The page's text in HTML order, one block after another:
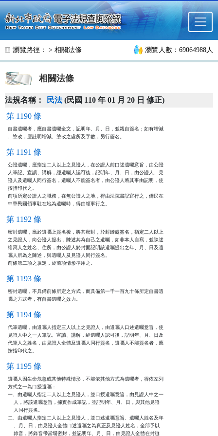
跳至主要內容
瀏覽路徑： > 相關法條 瀏覽人數：69064988人
相關法條
法規名稱： 民法(民國 110 年 01 月 20 日 修正)
第 1190 條
自書遺囑者，應自書遺囑全文，記明年、月、日，並親自簽名；如有增減
、塗改，應註明增減、塗改之處所及字數，另行簽名。
第 1191 條
公證遺囑，應指定二人以上之見證人，在公證人前口述遺囑意旨，由公證
人筆記、宣讀、講解，經遺囑人認可後，記明年、月、日，由公證人、見
證人及遺囑人同行簽名，遺囑人不能簽名者，由公證人將其事由記明，使
按指印代之。
前項所定公證人之職務，在無公證人之地，得由法院書記官行之，僑民在
中華民國領事駐在地為遺囑時，得由領事行之。
第 1192 條
密封遺囑，應於遺囑上簽名後，將其密封，於封縫處簽名，指定二人以上
之見證人，向公證人提出，陳述其為自己之遺囑，如非本人自寫，並陳述
繕寫人之姓名、住所，由公證人於封面記明該遺囑提出之年、月、日及遺
囑人所為之陳述，與遺囑人及見證人同行簽名。
前條第二項之規定，於前項情形準用之。
第 1193 條
密封遺囑，不具備前條所定之方式，而具備第一千一百九十條所定自書遺
囑之方式者，有自書遺囑之效力。
第 1194 條
代筆遺囑，由遺囑人指定三人以上之見證人，由遺囑人口述遺囑意旨，使
見證人中之一人筆記、宣讀、講解，經遺囑人認可後，記明年、月、日及
代筆人之姓名，由見證人全體及遺囑人同行簽名，遺囑人不能簽名者，應
按指印代之。
第 1195 條
遺囑人因生命危急或其他特殊情形，不能依其他方式為遺囑者，得依左列
方式之一為口授遺囑：
一、由遺囑人指定二人以上之見證人，並口授遺囑意旨，由見證人中之一
    人，將該遺囑意旨，據實作成筆記，並記明年、月、日，與其他見證
    人同行簽名。
二、由遺囑人指定二人以上之見證人，並口述遺囑意旨、遺囑人姓名及年
    、月、日，由見證人全體口述遺囑之為真正及見證人姓名，全部予以
    錄音，將錄音帶當場密封，並記明年、月、日，由見證人全體在封縫